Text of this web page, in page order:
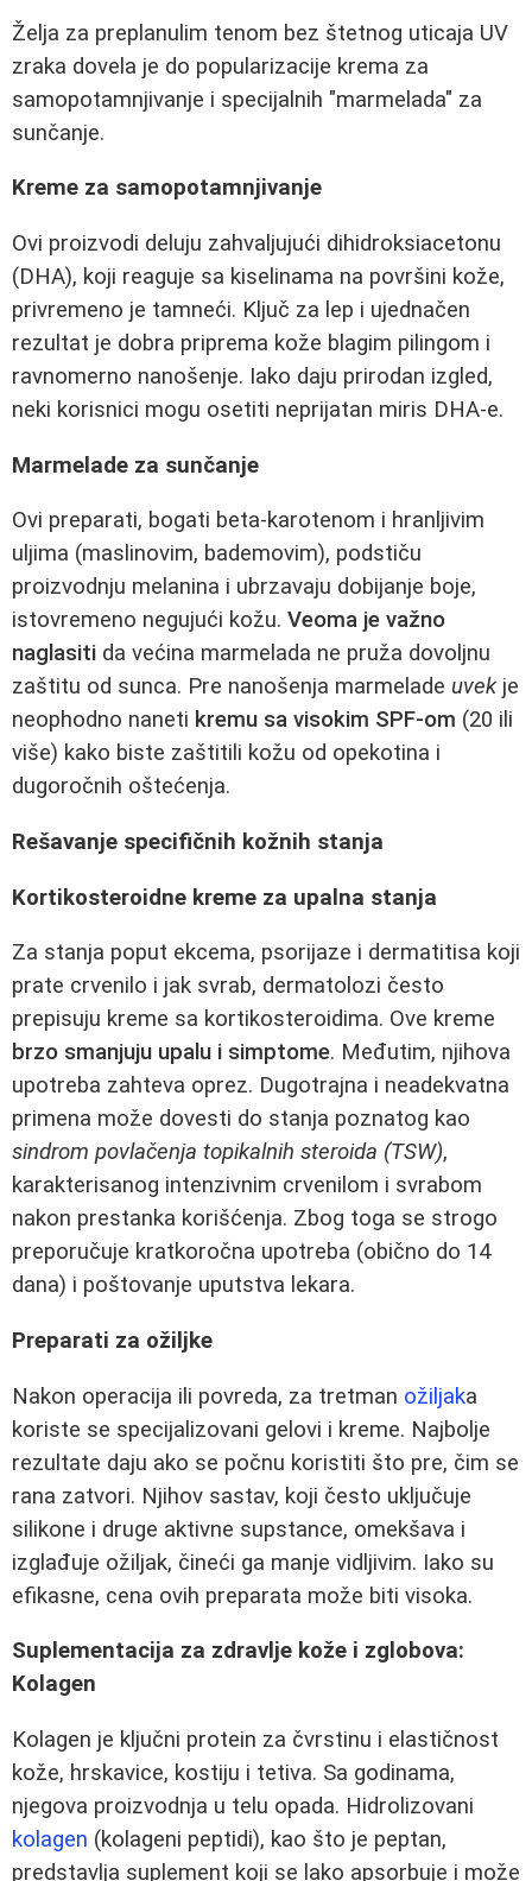
Želja za preplanulim tenom bez štetnog uticaja UV
zraka dovela je do popularizacije krema za
samopotamnjivanje i specijalnih "marmelada" za
sunčanje.
Kreme za samopotamnjivanje
Ovi proizvodi deluju zahvaljujući dihidroksiacetonu
(DHA), koji reaguje sa kiselinama na površini kože,
privremeno je tamneći. Ključ za lep i ujednačen
rezultat je dobra priprema kože blagim pilingom i
ravnomerno nanošenje. Iako daju prirodan izgled,
neki korisnici mogu osetiti neprijatan miris DHA-e.
Marmelade za sunčanje
Ovi preparati, bogati beta-karotenom i hranljivim
uljima (maslinovim, bademovim), podstiču
proizvodnju melanina i ubrzavaju dobijanje boje,
istovremeno negujući kožu. Veoma je važno
naglasiti da većina marmelada ne pruža dovoljnu
zaštitu od sunca. Pre nanošenja marmelade uvekje
neophodno naneti kremu sa visokim SPF-om (20 ili
više) kako biste zaštitili kožu od opekotina i
dugoročnih oštećenja.
Rešavanje specifičnih kožnih stanja
Kortikosteroidne kreme za upalna stanja
Za stanja poput ekcema, psorijaze i dermatitisa koji
prate crvenilo i jak svrab, dermatolozi često
prepisuju kreme sa kortikosteroidima. Ove kreme
brzo smanjuju upalu i simptome. Međutim, njihova
upotreba zahteva oprez. Dugotrajna i neadekvatna
primena može dovesti do stanja poznatog kao
sindrom povlačenja topikalnih steroida (TSW),
karakterisanog intenzivnim crvenilom i svrabom
nakon prestanka korišćenja. Zbog toga se strogo
preporučuje kratkoročna upotreba (obično do 14
dana) i poštovanje uputstva lekara.
Preparati za ožiljke
Nakon operacija ili povreda, za tretman ožiljaka
koriste se specijalizovani gelovi i kreme. Najbolje
rezultate daju ako se počnu koristiti što pre, čim se
rana zatvori. Njihov sastav, koji često uključuje
silikone i druge aktivne supstance, omekšava i
izglađuje ožiljak, čineći ga manje vidljivim. Iako su
efikasne, cena ovih preparata može biti visoka.
Suplementacija za zdravlje kože i zglobova:
Kolagen
Kolagen je ključni protein za čvrstinu i elastičnost
kože, hrskavice, kostiju i tetiva. Sa godinama,
njegova proizvodnja u telu opada. Hidrolizovani
kolagen (kolageni peptidi), kao što je peptan,
predstavlja suplement koji se lako apsorbuje i može